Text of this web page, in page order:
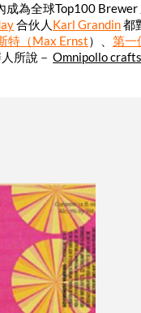
為全球Top100 Brewer
合伙人 Karl Grandin都
特（Max Ernst）、第一
人所說－Omnipollo crafts